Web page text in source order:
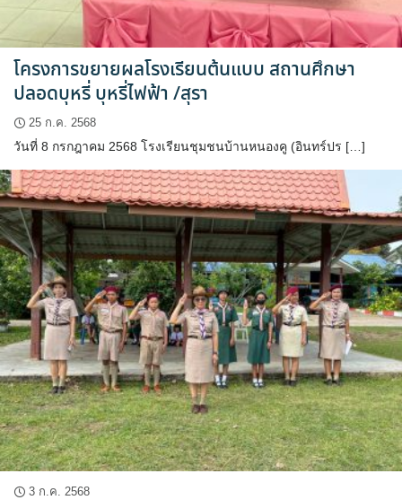
โครงการขยายผลโรงเรียนต้นแบบ สถานศึกษา
ปลอดบุหรี่ บุหรี่ไฟฟ้า /สุรา
25 ก.ค. 2568
วันที่ 8 กรกฎาคม 2568 โรงเรียนชุมชนบ้านหนองคู (อินทร์ปร […]
3 ก.ค. 2568